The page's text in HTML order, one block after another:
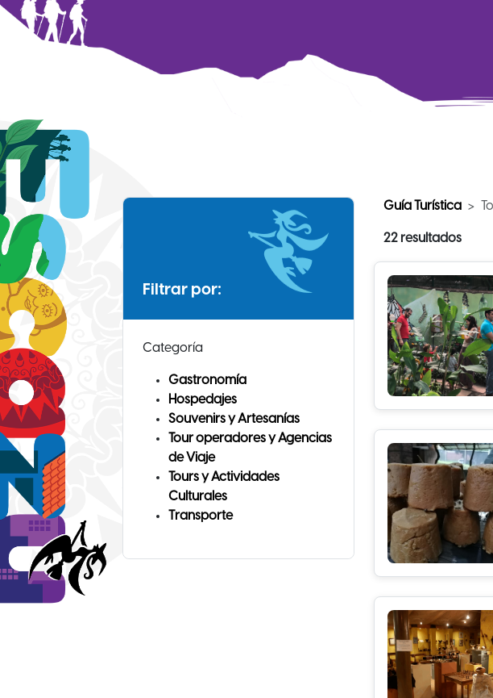
Filtrar por:
Categoría
Gastronomía
Hospedajes
Souvenirs y Artesanías
Tour operadores y Agencias
de Viaje
Tours y Actividades
Culturales
Transporte
Guía Turística
22 resultados